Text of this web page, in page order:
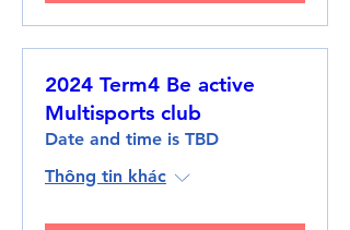
2024 Term4 Be active
Multisports club
Date and time is TBD
Thông tin khác